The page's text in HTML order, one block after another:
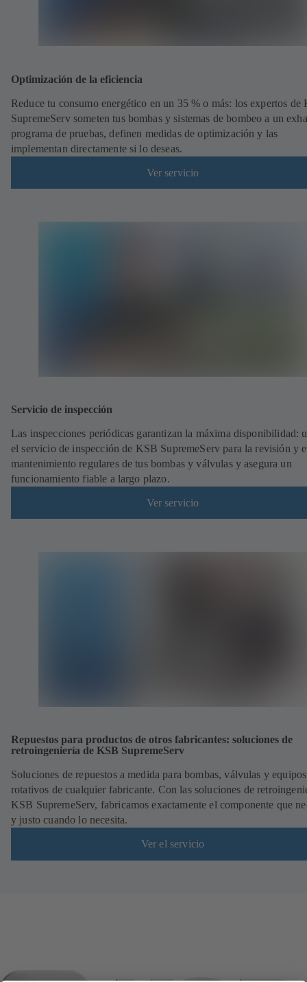
Optimización de la eficiencia
Reduce tu consumo energético en un 35 % o más: los expertos de
SupremeServ someten tus bombas y sistemas de bombeo a un
programa de pruebas, definen medidas de optimización y las
implementan directamente si lo deseas.
Ver servicio
Servicio de inspección
Las inspecciones periódicas garantizan la máxima disponibilidad:
el servicio de inspección de KSB SupremeServ para la revisión y
mantenimiento regulares de tus bombas y válvulas y asegura un
funcionamiento fiable a largo plazo.
Ver servicio
Repuestos para productos de otros fabricantes: soluciones de
retroingeniería de KSB SupremeServ
Soluciones de repuestos a medida para bombas, válvulas y equipos
rotativos de cualquier fabricante. Con las soluciones de
KSB SupremeServ, fabricamos exactamente el componente que
y justo cuando lo necesita.
Ver el servicio